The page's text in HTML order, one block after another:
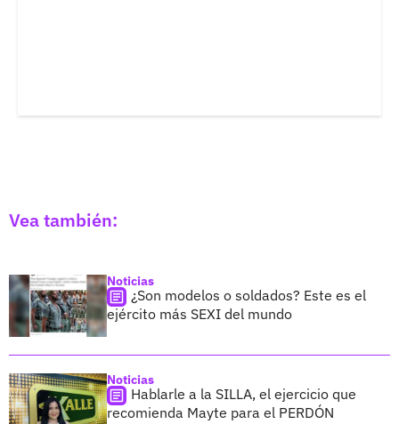
Vea también:
Noticias
¿Son modelos o soldados? Este es el
ejército más SEXI del mundo
Noticias
Hablarle a la SILLA, el ejercicio que
recomienda Mayte para el PERDÓN